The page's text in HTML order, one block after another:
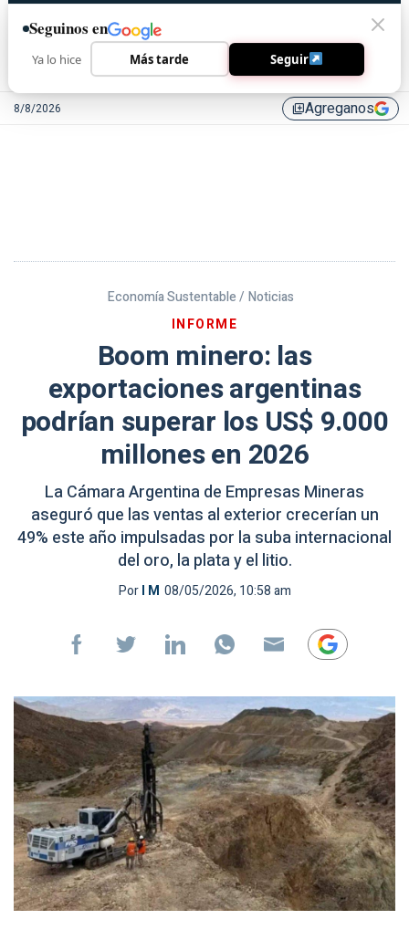
8/8/2026 library_addAgreganos
Economía Sustentable / Noticias
INFORME
Boom minero: las
exportaciones argentinas
podrían superar los US$ 9.000
millones en 2026
La Cámara Argentina de Empresas Mineras
aseguró que las ventas al exterior crecerían un
49% este año impulsadas por la suba internacional
del oro, la plata y el litio.
PorI M 08/05/2026, 10:58 am
Seguinos en
Ya lo hice Más tarde Seguir